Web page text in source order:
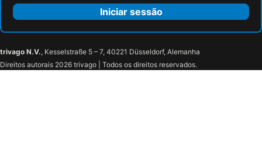
Iniciar sessão
trivago N.V., Kesselstraße 5 – 7, 40221 Düsseldorf, Alemanha
Direitos autorais 2026 trivago | Todos os direitos reservados.